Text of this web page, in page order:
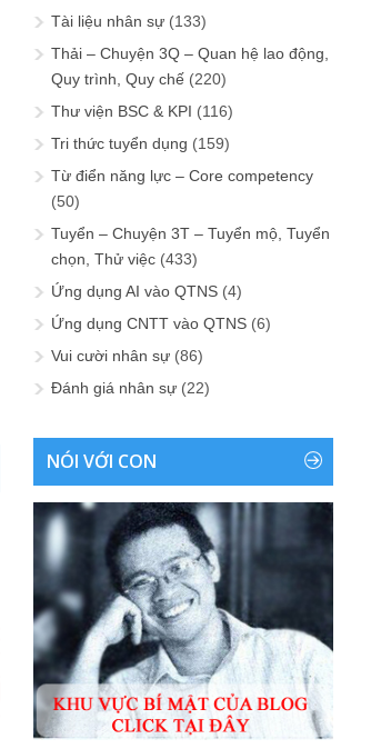
Tài liệu nhân sự (133)
Thải – Chuyện 3Q – Quan hệ lao động,
Quy trình, Quy chế (220)
Thư viện BSC & KPI (116)
Tri thức tuyển dụng (159)
Từ điển năng lực – Core competency
(50)
Tuyển – Chuyện 3T – Tuyển mộ, Tuyển
chọn, Thử việc (433)
Ứng dụng AI vào QTNS (4)
Ứng dụng CNTT vào QTNS (6)
Vui cười nhân sự (86)
Đánh giá nhân sự (22)
NÓI VỚI CON